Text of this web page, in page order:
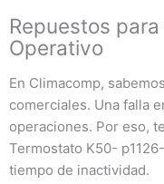
Repuestos
Operativo
En Climacomp,
comerciales. Una falla
operaciones. Por eso,
Termostato K50-
tiempo de inactividad.